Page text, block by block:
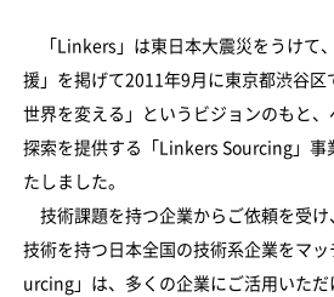
「Linkers」は東日本大震災をうけて
援」を掲げて2011年9月に東京都渋谷区
世界を変える」というビジョンのもと
探索を提供する「Linkers Sourcing」事
たしました。
技術課題を持つ企業からご依頼を受け
技術を持つ日本全国の技術系企業をマ
urcing」は、多くの企業にご活用いただ